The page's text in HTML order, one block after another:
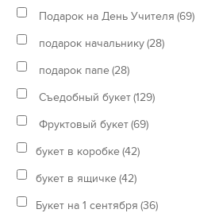
Подарок на День Учителя (69)
подарок начальнику(28)
подарок папе(28)
Съедобный букет(129)
Фруктовый букет(69)
букет в коробке(42)
букет в ящичке(42)
Букет на 1 сентября (36)